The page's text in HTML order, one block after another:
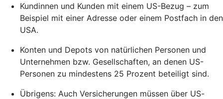
Kundinnen und Kunden mit einem US-Bezug – zum
Beispiel mit einer Adresse oder einem Postfach in den
USA.
Konten und Depots von natürlichen Personen und
Unternehmen bzw. Gesellschaften, an denen US-
Personen zu mindestens 25 Prozent beteiligt sind.
Übrigens: Auch Versicherungen müssen über US-